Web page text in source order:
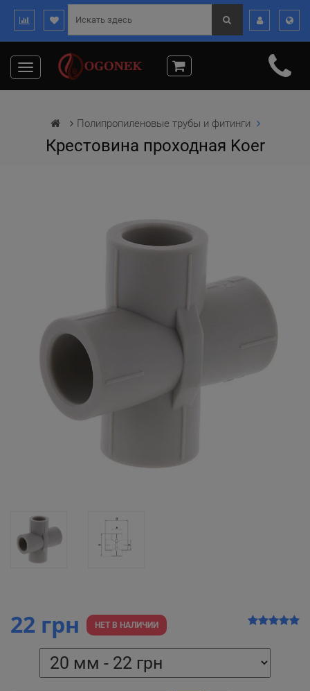
Toggle
navigation
Полипропиленовые трубы и фитинги
Крестовина проходная Koer
22 грн НЕТ В НАЛИЧИИ